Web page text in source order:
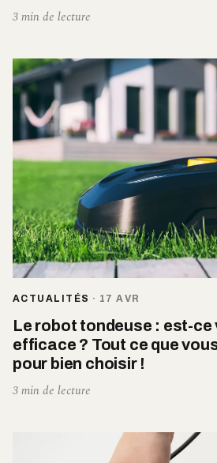
3 min de lecture
ACTUALITÉS · 17 AVR
Le robot tondeuse : est-ce
efficace ? Tout ce que
pour bien choisir !
3 min de lecture